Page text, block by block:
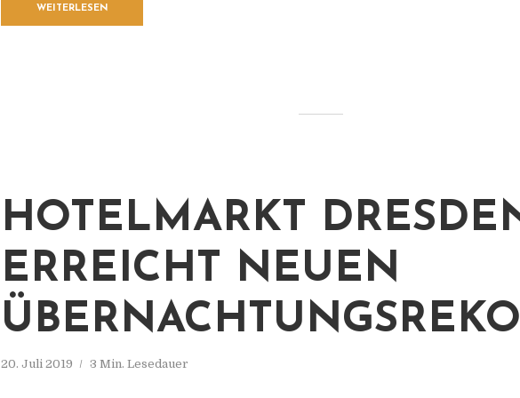
WEITERLESEN
HOTELMARKT
ERREICHT NEUEN
20. Juli 2019 3 Min. Lesedauer